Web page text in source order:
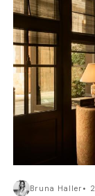
Bruna Haller